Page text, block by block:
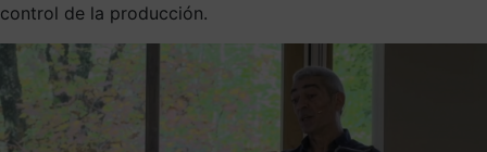
control de la producción.